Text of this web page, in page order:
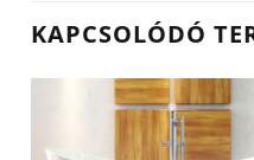
KAPCSOLÓDÓ